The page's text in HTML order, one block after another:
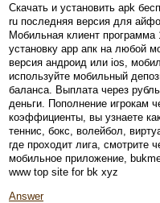
Скачать и установить apk
ru последняя версия для
Мобильная клиент
установку app апк на любой
версия андроид или ios,
используйте мобильный
баланса. Выплата через
деньги. Пополнение игрокам
коэффициенты, вы узнаете
теннис, бокс, волейбол,
где проходит лига, смотрите
мобильное приложение,
www top site for bk xyz
Answer